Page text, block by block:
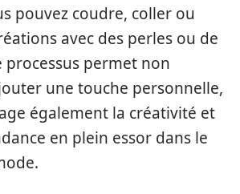
pouvez coudre, coller ou
avec des perles ou de
processus permet non
une touche personnelle,
également la créativité et
en plein essor dans le